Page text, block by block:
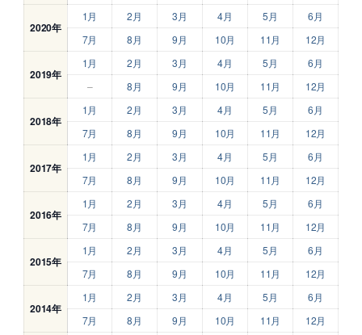
2020年
1月 2月 3月 4月 5月
6月
7月
8月 9月 10月 11月 12月
2019年
1月 2月 3月 4月 5月
6月
–
8月 9月 10月 11月 12月
2018年
1月 2月 3月 4月 5月
6月
7月
8月 9月 10月 11月 12月
2017年
1月 2月 3月 4月 5月
6月
7月
8月 9月 10月 11月 12月
2016年
1月 2月 3月 4月 5月
6月
7月
8月 9月 10月 11月 12月
2015年
1月 2月 3月 4月 5月
6月
7月
8月 9月 10月 11月 12月
2014年
1月 2月 3月 4月 5月
6月
7月
8月 9月 10月 11月 12月